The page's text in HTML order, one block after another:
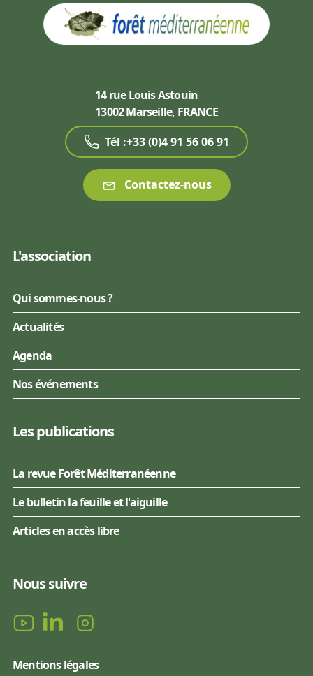
14 rue Louis Astouin
13002 Marseille, FRANCE
Tél :+33 (0)4 91 56 06 91
Contactez-nous
L'association
Qui sommes-nous ?
Actualités
Agenda
Nos événements
Les publications
La revue Forêt Méditerranéenne
Le bulletin la feuille et l'aiguille
Articles en accès libre
Nous suivre
Mentions légales